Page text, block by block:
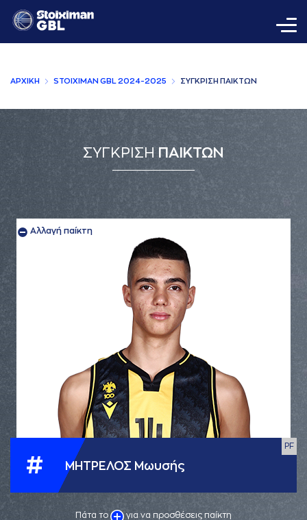
AΡΧΙΚΗ STOIXIMAN GBL 2024-2025 ΣΥΓΚΡΙΣΗ ΠAΙΚΤΩΝ
ΣΥΓΚΡΙΣΗ ΠΑΙΚΤΩΝ
# ΜΗΤΡΕΛΟΣ Μωυσής
PF
Αλλαγή παίκτη
Πάτα το για να προσθέσεις παίκτη